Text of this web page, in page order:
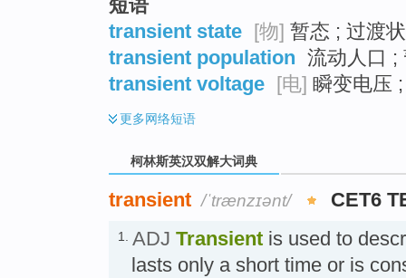
短语
transient state [物] 暂态 ; 过渡
transient population 流动人口 ;
transient voltage [电] 瞬变电压
更多网络短语
柯林斯英汉双解大词典
transient /ˈtrænzɪənt/ CET6
1. ADJ Transient is used to
lasts only a short time or is